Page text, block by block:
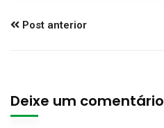
Post anterior
Deixe um comentário